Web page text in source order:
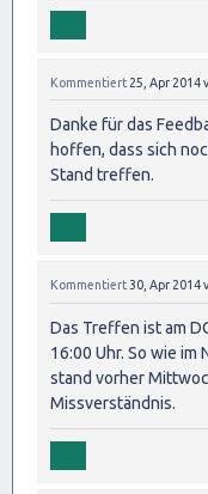
Kommentiert 25, Apr 2014
Danke für das
hoffen, dass sich
Stand treffen.
Kommentiert30, Apr 2014
Das Treffen ist am
16:00 Uhr. So wie
stand vorher
Missverständnis.